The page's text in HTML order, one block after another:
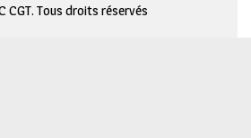
CGT. Tous droits réservés